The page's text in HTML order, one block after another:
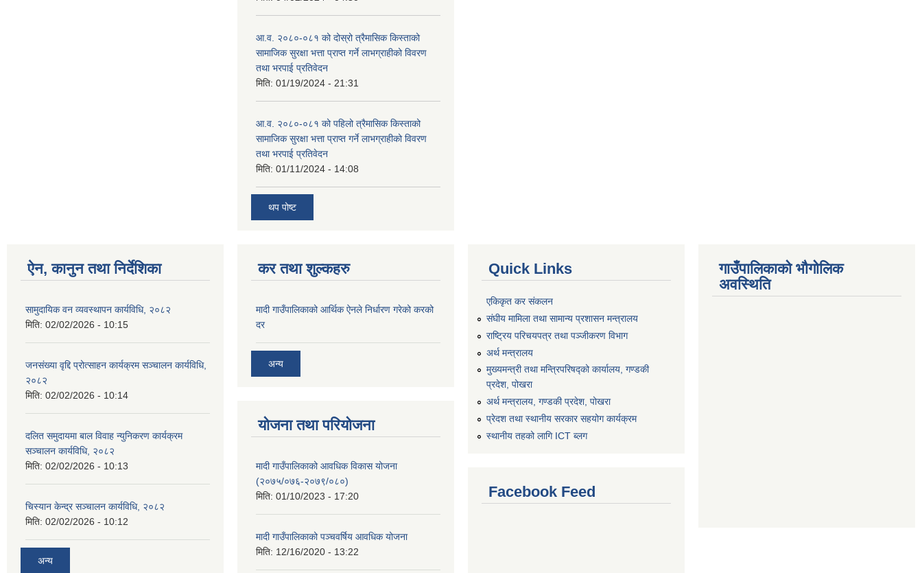
आ.व. २०८०-०८१ को दोस्रो त्रैमासिक किस्ताको
सामाजिक सुरक्षा भत्ता प्राप्त गर्ने लाभग्राहीको विवरण
तथा भरपाई प्रतिवेदन
मिति: 01/19/2024 - 21:31
आ.व. २०८०-०८१ को पहिलो त्रैमासिक किस्ताको
सामाजिक सुरक्षा भत्ता प्राप्त गर्ने लाभग्राहीको विवरण
तथा भरपाई प्रतिवेदन
मिति: 01/11/2024 - 14:08
थप पोष्ट
ऐन, कानुन तथा निर्देशिका
सामुदायिक वन व्यवस्थापन कार्यविधि, २०८२
मिति: 02/02/2026 - 10:15
जनसंख्या वृद्दि प्रोत्साहन कार्यक्रम सञ्‍चालन कार्यविधि,
२०८२
मिति: 02/02/2026 - 10:14
दलित समुदायमा बाल विवाह न्युनिकरण कार्यक्रम
सञ्‍चालन कार्यविधि, २०८२
मिति: 02/02/2026 - 10:13
चिस्यान केन्द्र सञ्‍चालन कार्यविधि, २०८२
मिति: 02/02/2026 - 10:12
अन्य
कर तथा शुल्कहरु
मादी गाउँपालिकाको आर्थिक ऐनले निर्धारण गरेको करको
दर
अन्य
योजना तथा परियोजना
मादी गाउँपालिकाको आवधिक विकास योजना
(२०७५/०७६-२०७९/०८०)
मिति: 01/10/2023 - 17:20
मादी गाउँपालिकाको पञ्चवर्षिय आवधिक योजना
मिति: 12/16/2020 - 13:22
Quick Links
एकिकृत कर संकलन
संघीय मामिला तथा सामान्य प्रशासन मन्त्रालय
राष्ट्रिय परिचयपत्र तथा पञ्जीकरण विभाग
अर्थ मन्त्रालय
मुख्यमन्त्री तथा मन्त्रिपरिषद्को कार्यालय, गण्डकी
प्रदेश, पोखरा
अर्थ मन्त्रालय, गण्डकी प्रदेश, पोखरा
प्रेदश तथा स्थानीय सरकार सहयोग कार्यक्रम
स्थानीय तहको लागि ICT ब्लग
Facebook Feed
गाउँपालिकाको भौगोलिक
अवस्थिति